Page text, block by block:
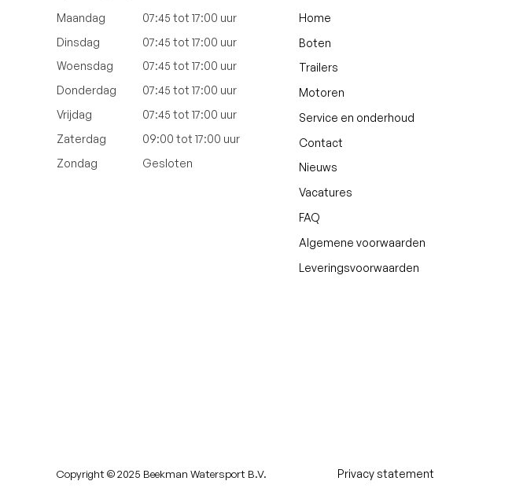
Maandag
07:45 tot 17:00 uur
Dinsdag
07:45 tot 17:00 uur
Woensdag
07:45 tot 17:00 uur
Donderdag
07:45 tot 17:00 uur
Vrijdag
07:45 tot 17:00 uur
Zaterdag
09:00 tot 17:00 uur
Zondag
Gesloten
Home
Boten
Trailers
Motoren
Service en onderhoud
Contact
Nieuws
Vacatures
FAQ
Algemene voorwaarden
Leveringsvoorwaarden
Copyright © 2025 Beekman Watersport B.V. Privacy statement